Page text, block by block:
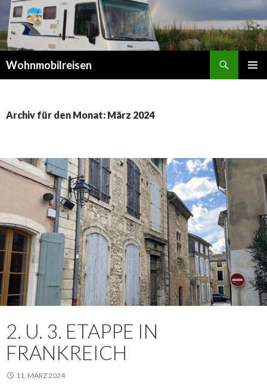
Wohnmobilreisen
Archiv für den Monat: März 2024
2. U. 3. ETAPPE IN
FRANKREICH
11. MÄRZ 2024